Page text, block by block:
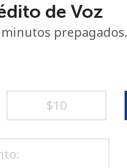
de Voz
prepagados.
⁦$10⁩